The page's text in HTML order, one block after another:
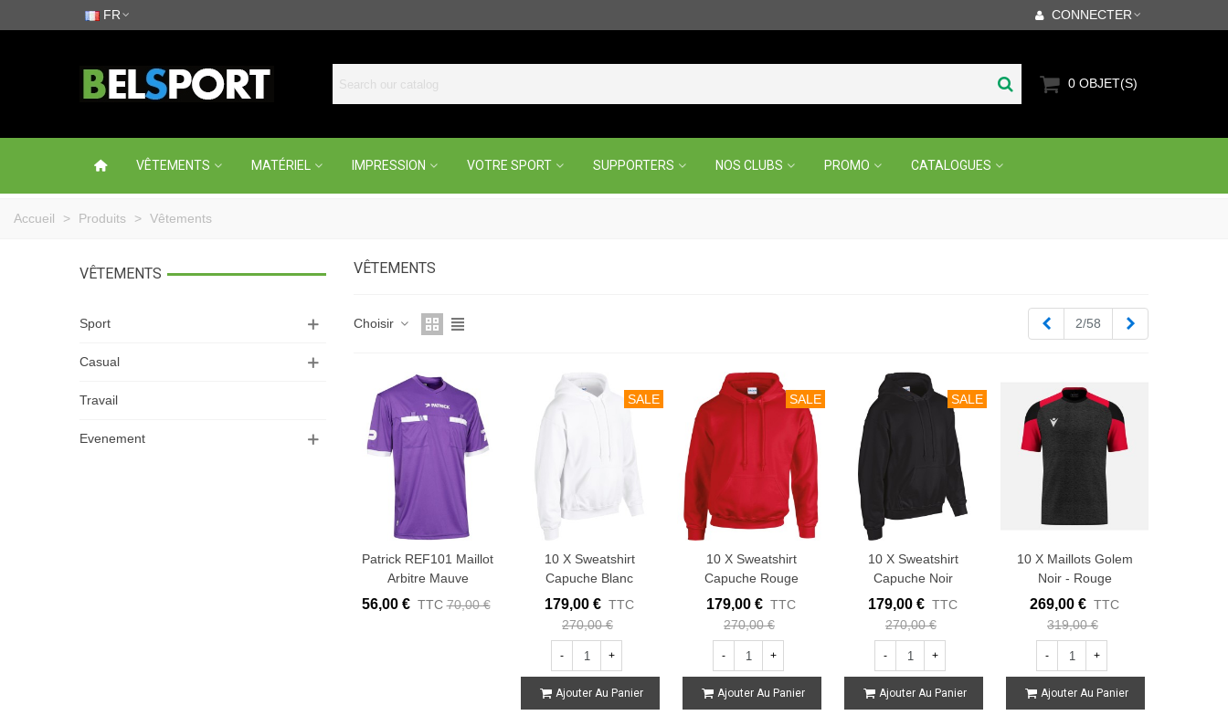
FR CONNECTER
0 OBJET(S)
VÊTEMENTS MATÉRIEL IMPRESSION VOTRE SPORT SUPPORTERS NOS CLUBS PROMO CATALOGUES
Accueil > Produits > Vêtements
VÊTEMENTS
Sport
Casual
Travail
Evenement
VÊTEMENTS
Choisir Précédent
2/58
Patrick REF101 Maillot
Arbitre Mauve
56,00 € TTC 70,00 €
SALE
10 X Sweatshirt
Capuche Blanc
179,00 € TTC
270,00 €
- +
Ajouter Au Panier
SALE
10 X Sweatshirt
Capuche Rouge
179,00 € TTC
270,00 €
- +
Ajouter Au Panier
SALE
10 X Sweatshirt
Capuche Noir
179,00 € TTC
270,00 €
- +
Ajouter Au Panier
10 X Maillots Golem
Noir - Rouge
269,00 € TTC
319,00 €
- +
Ajouter Au Panier